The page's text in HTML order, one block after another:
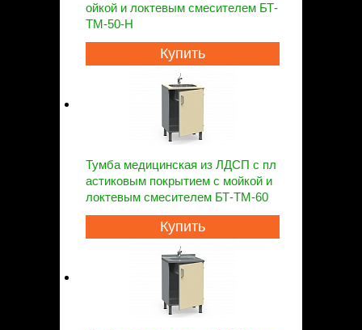
ойкой и локтевым смесителем БТ-
ТМ-50-Н
Купить
Тумба медицинская из ЛДСП с пл
астиковым покрытием с мойкой и
локтевым смесителем БТ-ТМ-60
Купить